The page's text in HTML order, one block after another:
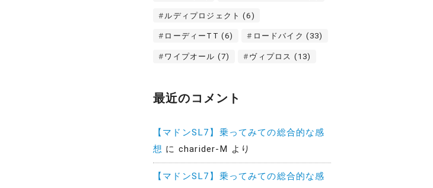
ルディプロジェクト (6)
ローディーTT (6) ロードバイク (33)
ワイプオール (7) ヴィプロス (13)
最近のコメント
【マドンSL7】乗ってみての総合的な感
想 に charider-M より
【マドンSL7】乗ってみての総合的な感